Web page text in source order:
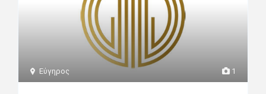
1
Εύγηρος